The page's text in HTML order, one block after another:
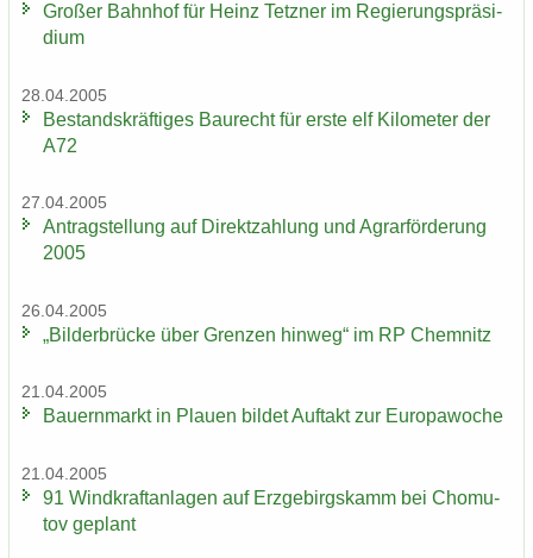
Gro­ßer Bahn­hof für Heinz Tetz­ner im Re­gie­rungs­prä­si­
di­um
28.04.2005
Be­stands­kräf­ti­ges Bau­recht für erste elf Ki­lo­me­ter der
A72
27.04.2005
An­trag­stel­lung auf Di­rekt­zah­lung und Agrar­för­de­rung
2005
26.04.2005
„Bil­der­brü­cke über Gren­zen hin­weg“ im RP Chem­nitz
21.04.2005
Bau­ern­markt in Plau­en bil­det Auf­takt zur Eu­ro­pa­wo­che
21.04.2005
91 Wind­kraft­an­la­gen auf Erz­ge­birgs­kamm bei Chomu­
tov ge­plant